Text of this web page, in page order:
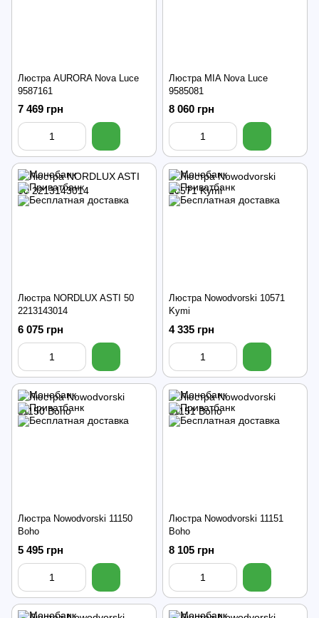
Люстра AURORA Nova Luce
9587161
7 469 грн
Люстра MIA Nova Luce
9585081
8 060 грн
Люстра NORDLUX ASTI 50
2213143014
6 075 грн
Люстра Nowodvorski 10571
Kymi
4 335 грн
Люстра Nowodvorski 11150
Boho
5 495 грн
Люстра Nowodvorski 11151
Boho
8 105 грн